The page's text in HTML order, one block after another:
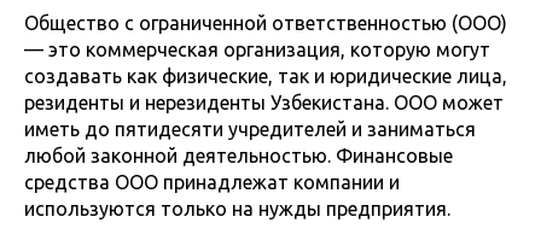
Общество с ограниченной ответственностью (ООО)
— это коммерческая организация, которую могут
создавать как физические, так и юридические лица,
резиденты и нерезиденты Узбекистана. ООО может
иметь до пятидесяти учредителей и заниматься
любой законной деятельностью. Финансовые
средства ООО принадлежат компании и
используются только на нужды предприятия.